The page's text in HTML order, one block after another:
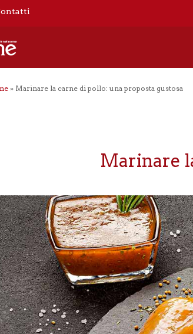
» Marinare la carne di pollo: una proposta gustosa
Marinare